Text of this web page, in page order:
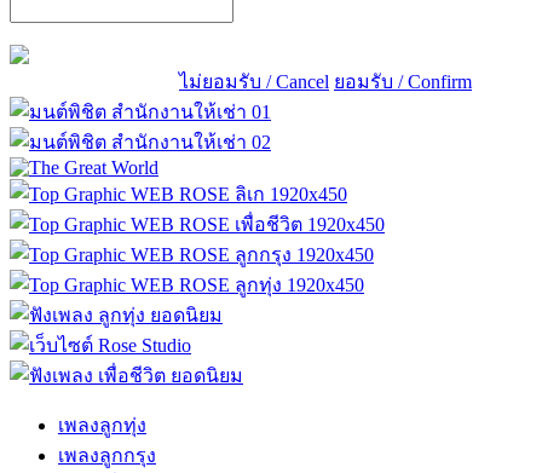
ไม่ยอมรับ / Cancel ยอมรับ / Confirm
เพลงลูกทุ่ง
เพลงลูกกรุง